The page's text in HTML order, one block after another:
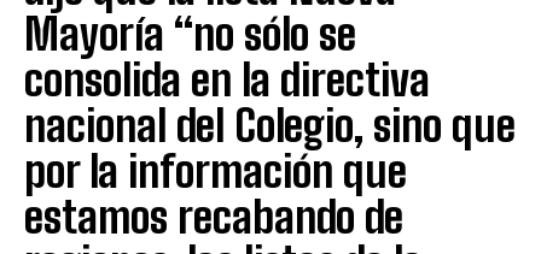
Mayoría “no sólo se
consolida en la directiva
nacional del Colegio, sino que
por la información que
estamos recabando de